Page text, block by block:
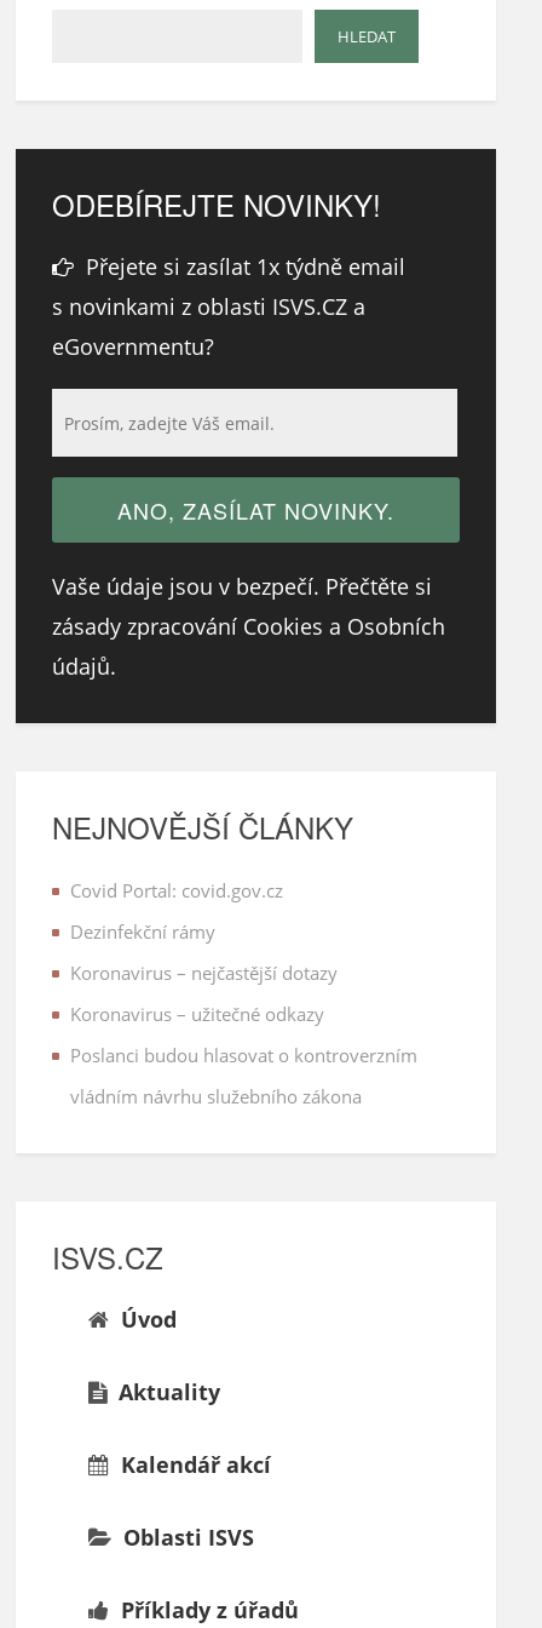
ODEBÍREJTE NOVINKY!
Přejete si zasílat 1x týdně email
s novinkami z oblasti ISVS.CZ a
eGovernmentu?
Vaše údaje jsou v bezpečí. Přečtěte si
zásady zpracování Cookies a Osobních
údajů.
NEJNOVĚJŠÍ ČLÁNKY
Covid Portal: covid.gov.cz
Dezinfekční rámy
Koronavirus – nejčastější dotazy
Koronavirus – užitečné odkazy
Poslanci budou hlasovat o kontroverzním
vládním návrhu služebního zákona
ISVS.CZ
Úvod
Aktuality
Kalendář akcí
Oblasti ISVS
Příklady z úřadů